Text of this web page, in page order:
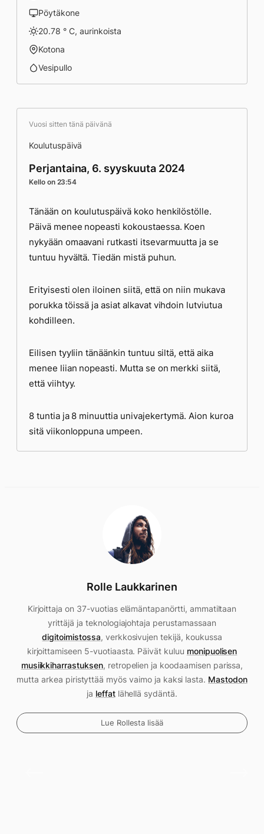
Pöytäkone
20.78 ° C, aurinkoista
Kotona
Vesipullo
Vuosi sitten tänä päivänä
Koulutuspäivä
Perjantaina, 6. syyskuuta 2024
Kello on 23:54
Tänään on koulutuspäivä koko henkilöstölle.
Päivä menee nopeasti kokoustaessa. Koen
nykyään omaavani rutkasti itsevarmuutta ja se
tuntuu hyvältä. Tiedän mistä puhun.
Erityisesti olen iloinen siitä, että on niin mukava
porukka töissä ja asiat alkavat vihdoin lutviutua
kohdilleen.
Eilisen tyyliin tänäänkin tuntuu siltä, että aika
menee liian nopeasti. Mutta se on merkki siitä,
että viihtyy.
8 tuntia ja 8 minuuttia univajekertymä. Aion kuroa
sitä viikonloppuna umpeen.
Rolle Laukkarinen
Kirjoittaja on 37-vuotias elämäntapanörtti, ammatiltaan
yrittäjä ja teknologiajohtaja perustamassaan
digitoimistossa, verkkosivujen tekijä, koukussa
kirjoittamiseen 5-vuotiaasta. Päivät kuluu monipuolisen
musiikkiharrastuksen, retropelien ja koodaamisen parissa,
mutta arkea piristyttää myös vaimo ja kaksi lasta. Mastodon
ja leffatlähellä sydäntä.
Lue Rollesta lisää